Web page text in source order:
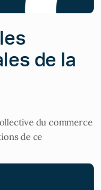
de la
du commerce
de ce